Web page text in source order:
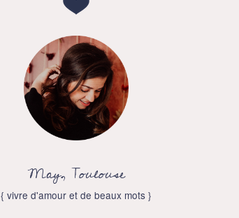
May, Toulouse
{ vivre d'amour et de beaux mots }